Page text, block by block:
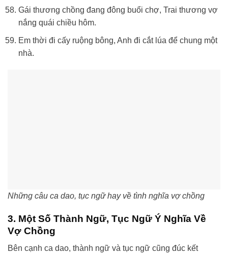
Gái thương chồng đang đông buổi chợ, Trai thương vợ
nắng quái chiều hôm.
Em thời đi cấy ruộng bông, Anh đi cắt lúa để chung một
nhà.
Những câu ca dao, tục ngữ hay về tình nghĩa vợ chồng
3. Một Số Thành Ngữ, Tục Ngữ Ý Nghĩa Về
Vợ Chồng
Bên cạnh ca dao, thành ngữ và tục ngữ cũng đúc kết